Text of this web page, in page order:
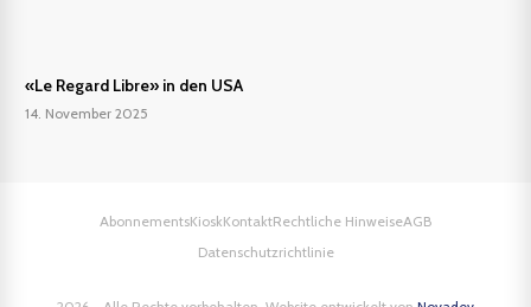
«Le Regard Libre» in den USA
14. November 2025
AbonnementsKioskKontaktRechtliche HinweiseAGB
Datenschutzrichtlinie